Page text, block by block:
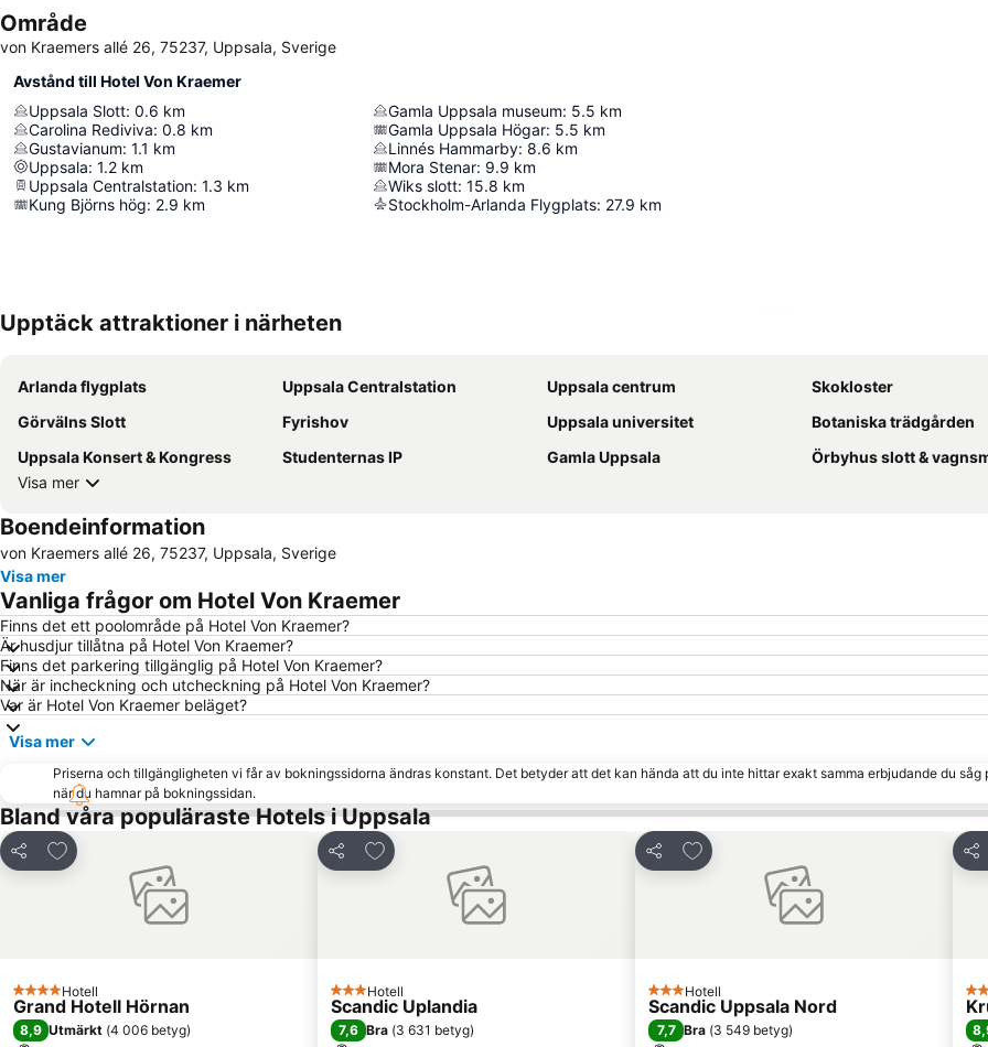
Område
von Kraemers allé 26, 75237, Uppsala, Sverige
Avstånd till Hotel Von Kraemer
Uppsala Slott: 0.6 km
Carolina Rediviva: 0.8 km
Gustavianum: 1.1 km
Uppsala: 1.2 km
Uppsala Centralstation: 1.3 km
Kung Björns hög: 2.9 km
Gamla Uppsala museum: 5.5 km
Gamla Uppsala Högar: 5.5 km
Linnés Hammarby: 8.6 km
Mora Stenar: 9.9 km
Wiks slott: 15.8 km
Stockholm-Arlanda Flygplats: 27.9 km
Upptäck attraktioner i närheten
Arlanda flygplats Uppsala Centralstation Uppsala centrum
Skokloster
Görvälns Slott
Fyrishov Uppsala universitet
Botaniska trädgården
Uppsala Konsert & Kongress
Studenternas IP Gamla Uppsala
Örbyhus slott &
Visa mer
Boendeinformation
von Kraemers allé 26, 75237, Uppsala, Sverige
Visa mer
Vanliga frågor om Hotel Von Kraemer
Finns det ett poolområde på Hotel Von Kraemer?
Är husdjur tillåtna på Hotel Von Kraemer?
Finns det parkering tillgänglig på Hotel Von Kraemer?
När är incheckning och utcheckning på Hotel Von Kraemer?
Var är Hotel Von Kraemer beläget?
Visa mer
Priserna och tillgängligheten vi får av bokningssidorna ändras konstant. Det betyder att det kan hända att du inte hittar exakt samma erbjudande du såg
när du hamnar på bokningssidan.
Bland våra populäraste Hotels i Uppsala
Dela
Lägg till i Mina Favoriter
4 Stjärnor
Hotell
Grand Hotell Hörnan
8,9 Utmärkt (4 006 betyg)
Dela
Lägg till i Mina Favoriter
3 Stjärnor
Hotell
Scandic Uplandia
7,6 Bra (3 631 betyg)
Dela
Lägg till i Mina Favoriter
3 Stjärnor
Hotell
Scandic Uppsala Nord
7,7 Bra (3 549 betyg)
Dela
4